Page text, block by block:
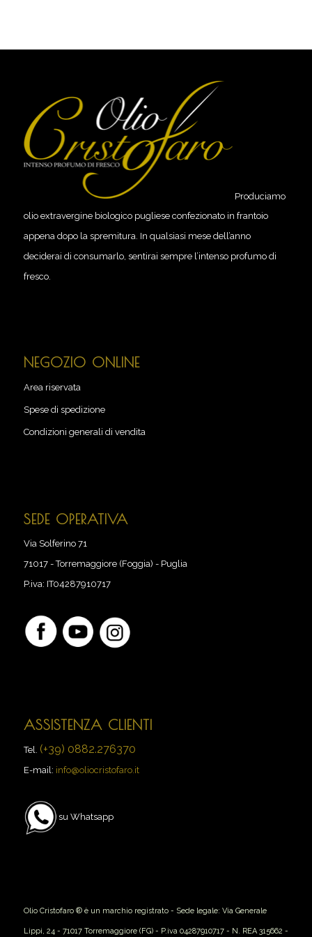
Produciamo
olio extravergine biologico pugliese confezionato in frantoio
appena dopo la spremitura. In qualsiasi mese dell’anno
deciderai di consumarlo, sentirai sempre l’intenso profumo di
fresco.
NEGOZIO ONLINE
Area riservata
Spese di spedizione
Condizioni generali di vendita
SEDE OPERATIVA
Via Solferino 71
71017-Torremaggiore (Foggia) - Puglia
P.iva: IT04287910717
ASSISTENZA CLIENTI
Tel. (+39) 0882.276370
E-mail: info@oliocristofaro.it
su Whatsapp
Olio Cristofaro ® è un marchio registrato - Sede legale: Via Generale
Lippi, 24 - 71017 Torremaggiore (FG) - P.iva 04287910717 - N. REA 315662 -